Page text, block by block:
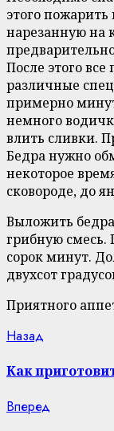
этого
нарезанную на
После этого
различные
примерно
немного
влить сливки.
Бедра нужно
некоторое
сковороде, до
Выложить
грибную смесь.
сорок минут.
двухсот
Приятного
Continue
Reading
Назад
Как
Вперед